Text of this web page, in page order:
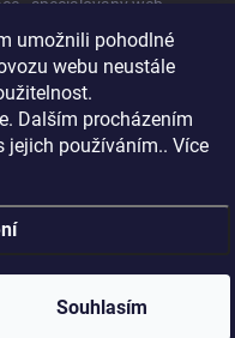
umožnili pohodlné
webu neustále
Dalším procházením
jejich používáním.. Více
Souhlasím
- specialovaný web
vyhrazena.Upravit nastavení